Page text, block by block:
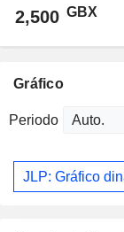
2,500 GBX
Gráfico
Periodo
JLP: Gráfico